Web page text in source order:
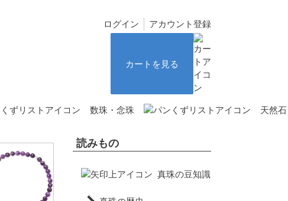
ログイン アカウント登録
カートを見る
数珠・念珠 天然
読みもの
真珠の豆知識